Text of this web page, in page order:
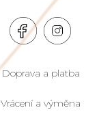
Doprava a platba
Vrácení a výměna